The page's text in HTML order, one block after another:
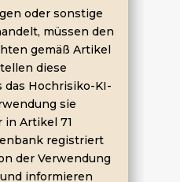
oder sonstige
müssen den
gemäß Artikel
diese
das Hochrisiko-KI-
sie
Artikel 71
registriert
der Verwendung
informieren